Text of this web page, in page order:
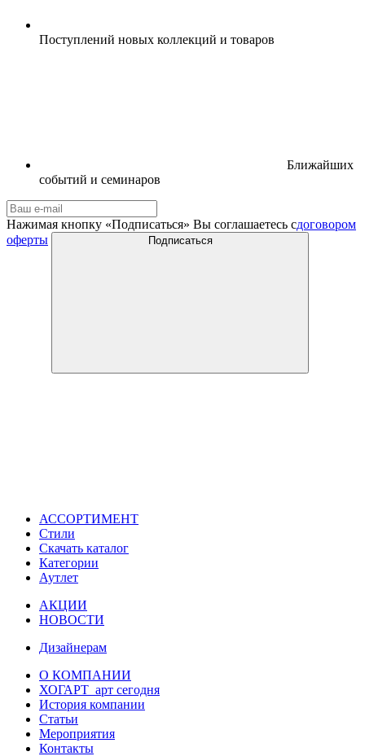
Поступлений новых коллекций и товаров
Ближайших
событий и семинаров
Нажимая кнопку «Подписаться» Вы соглашаетесь сдоговором
оферты
Подписаться
АССОРТИМЕНТ
Стили
Скачать каталог
Категории
Аутлет
АКЦИИ
НОВОСТИ
Дизайнерам
О КОМПАНИИ
ХОГАРТ_арт сегодня
История компании
Статьи
Мероприятия
Контакты